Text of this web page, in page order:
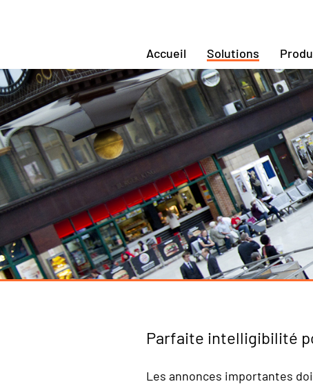
Accueil Solutions
Parfaite intelligibilité
Les annonces importantes